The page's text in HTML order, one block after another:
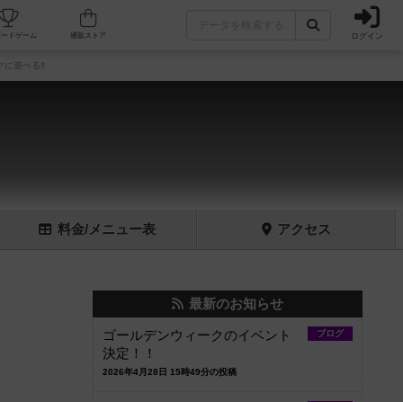
ェ/店舗 人気ボードゲーム ログイン
に遊べる‼️
料金/メニュー表 アクセス
最新のお知らせ
ブログ
ゴールデンウィークのイベント
決定！！
2026年4月28日 15時49分の投稿